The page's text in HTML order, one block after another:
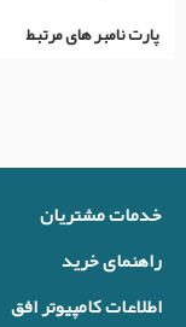
پارت نامبر های مرتبط
خدمات مشتریان
راهنمای خرید
اطلاعات کامپیوتر افق